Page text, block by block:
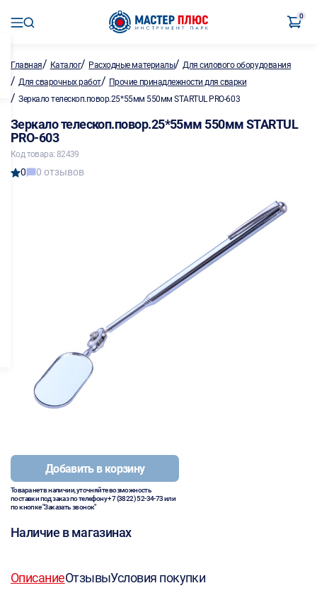
0
Главная/ Каталог/ Расходные материалы/Для силового оборудования
/ Для сварочных работ/ Прочие принадлежности для сварки
/ Зеркало телескоп.повор.25*55мм 550мм STARTUL PRO-603
Зеркало телескоп.повор.25*55мм 550мм STARTUL
PRO-603
Код товара: 82439
0 0 отзывов
Добавить в корзину
Товара нет в наличии, уточняйте возможность
поставки под заказ по телефону+7 (3822) 52-34-73или
по кнопке "Заказать звонок"
Наличие в магазинах
ОписаниеОтзывыУсловия покупки